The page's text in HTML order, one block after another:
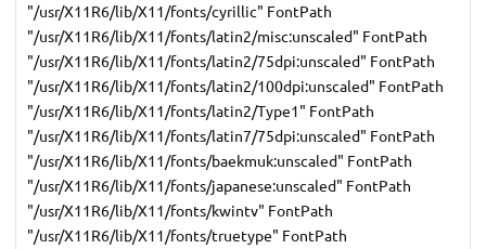
"/usr/X11R6/lib/X11/fonts/cyrillic" FontPath
"/usr/X11R6/lib/X11/fonts/latin2/misc:unscaled" FontPath
"/usr/X11R6/lib/X11/fonts/latin2/75dpi:unscaled" FontPath
"/usr/X11R6/lib/X11/fonts/latin2/100dpi:unscaled" FontPath
"/usr/X11R6/lib/X11/fonts/latin2/Type1" FontPath
"/usr/X11R6/lib/X11/fonts/latin7/75dpi:unscaled" FontPath
"/usr/X11R6/lib/X11/fonts/baekmuk:unscaled" FontPath
"/usr/X11R6/lib/X11/fonts/japanese:unscaled" FontPath
"/usr/X11R6/lib/X11/fonts/kwintv" FontPath
"/usr/X11R6/lib/X11/fonts/truetype" FontPath